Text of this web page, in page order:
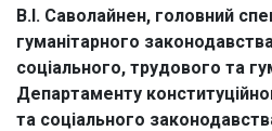
В.І. Саволайнен, головний
гуманітарного
соціального, трудового та
Департаменту
та соціального